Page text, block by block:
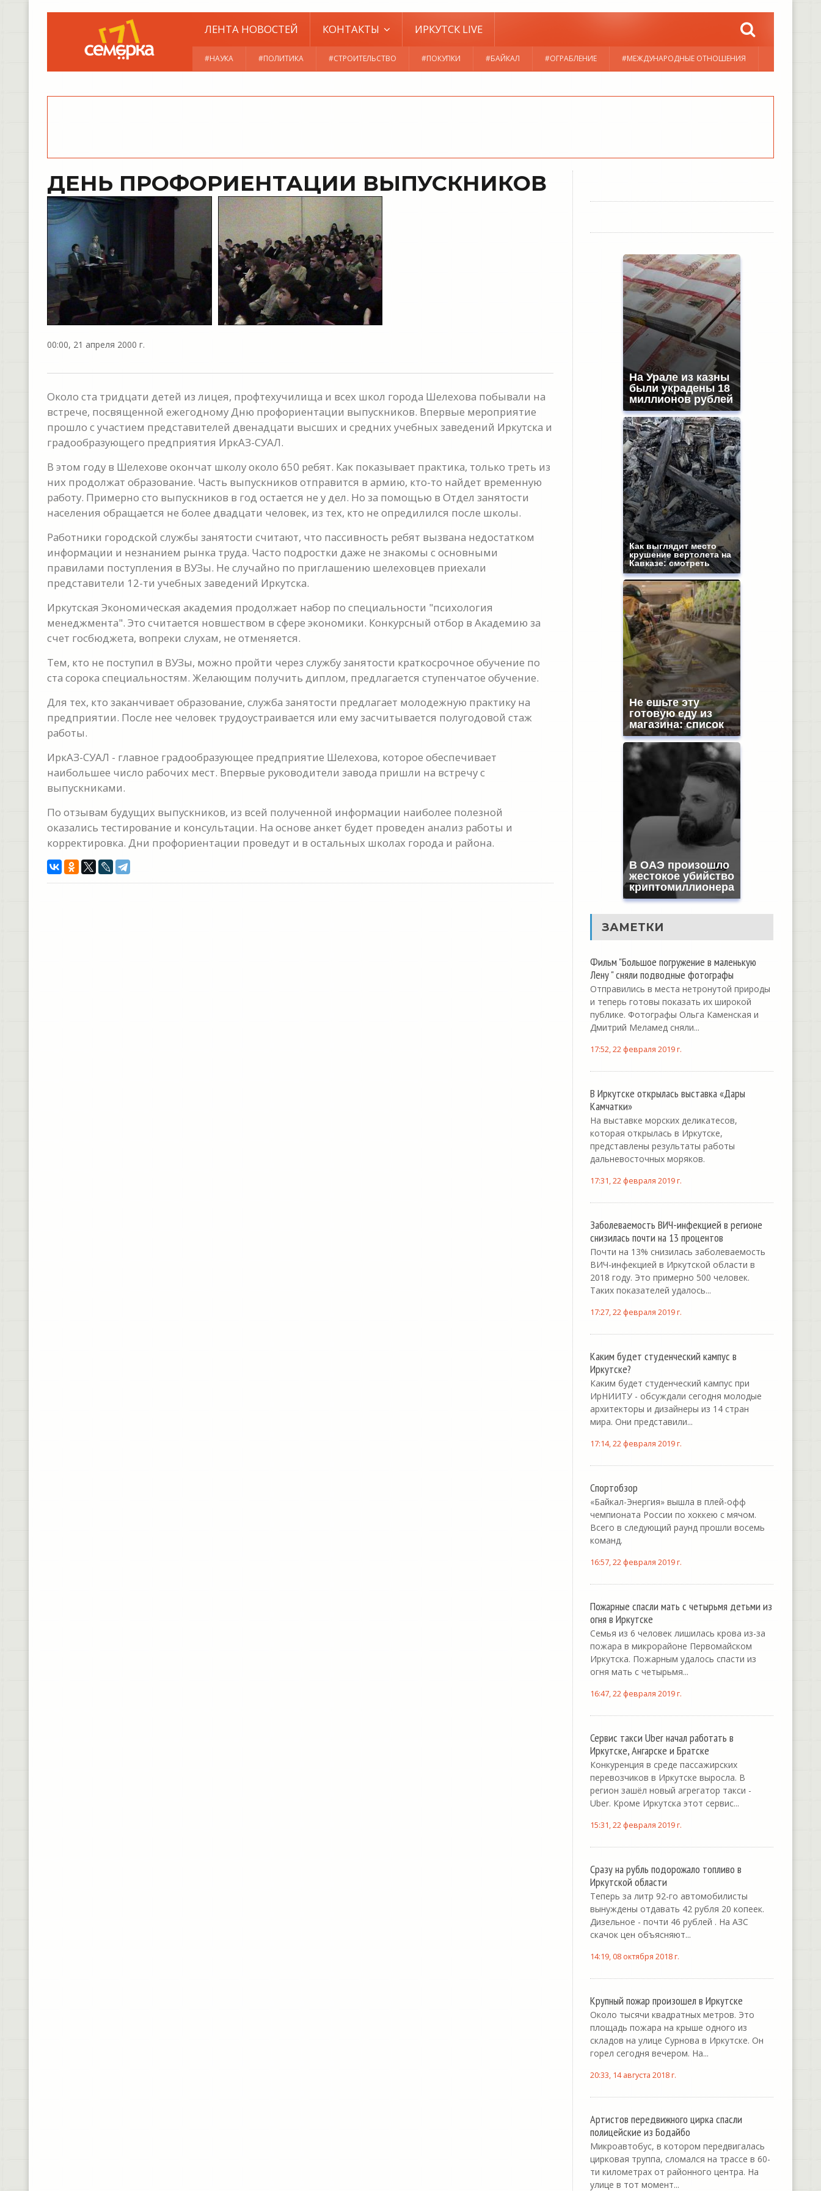
ЛЕНТА НОВОСТЕЙ КОНТАКТЫ ИРКУТСК LIVE
#НАУКА #ПОЛИТИКА #СТРОИТЕЛЬСТВО #ПОКУПКИ #БАЙКАЛ #ОГРАБЛЕНИЕ #МЕЖДУНАРОДНЫЕ ОТНОШЕНИЯ
ДЕНЬ ПРОФОРИЕНТАЦИИ ВЫПУСКНИКОВ
00:00, 21 апреля 2000 г.
Около ста тридцати детей из лицея, профтехучилища и всех школ города Шелехова побывали на
встрече, посвященной ежегодному Дню профориентации выпускников. Впервые мероприятие
прошло с участием представителей двенадцати высших и средних учебных заведений Иркутска и
градообразующего предприятия ИркАЗ-СУАЛ.
В этом году в Шелехове окончат школу около 650 ребят. Как показывает практика, только треть из
них продолжат образование. Часть выпускников отправится в армию, кто-то найдет временную
работу. Примерно сто выпускников в год остается не у дел. Но за помощью в Отдел занятости
населения обращается не более двадцати человек, из тех, кто не опредилился после школы.
Работники городской службы занятости считают, что пассивность ребят вызвана недостатком
информации и незнанием рынка труда. Часто подростки даже не знакомы с основными
правилами поступления в ВУЗы. Не случайно по приглашению шелеховцев приехали
представители 12-ти учебных заведений Иркутска.
Иркутская Экономическая академия продолжает набор по специальности "психология
менеджмента". Это считается новшеством в сфере экономики. Конкурсный отбор в Академию за
счет госбюджета, вопреки слухам, не отменяется.
Тем, кто не поступил в ВУЗы, можно пройти через службу занятости краткосрочное обучение по
ста сорока специальностям. Желающим получить диплом, предлагается ступенчатое обучение.
Для тех, кто заканчивает образование, служба занятости предлагает молодежную практику на
предприятии. После нее человек трудоустраивается или ему засчитывается полугодовой стаж
работы.
ИркАЗ-СУАЛ - главное градообразующее предприятие Шелехова, которое обеспечивает
наибольшее число рабочих мест. Впервые руководители завода пришли на встречу с
выпускниками.
По отзывам будущих выпускников, из всей полученной информации наиболее полезной
оказались тестирование и консультации. На основе анкет будет проведен анализ работы и
корректировка. Дни профориентации проведут и в остальных школах города и района.
На Урале из казны
были украдены 18
миллионов рублей
Как выглядит место
крушение вертолета на
Кавказе: смотреть
Не ешьте эту
готовую еду из
магазина: список
В ОАЭ произошло
жестокое убийство
криптомиллионера
ЗАМЕТКИ
Фильм "Большое погружение в маленькую
Лену " сняли подводные фотографы
Отправились в места нетронутой природы
и теперь готовы показать их широкой
публике. Фотографы Ольга Каменская и
Дмитрий Меламед сняли...
17:52, 22 февраля 2019 г.
В Иркутске открылась выставка «Дары
Камчатки»
На выставке морских деликатесов,
которая открылась в Иркутске,
представлены результаты работы
дальневосточных моряков.
17:31, 22 февраля 2019 г.
Заболеваемость ВИЧ-инфекцией в регионе
снизилась почти на 13 процентов
Почти на 13% снизилась заболеваемость
ВИЧ-инфекцией в Иркутской области в
2018 году. Это примерно 500 человек.
Таких показателей удалось...
17:27, 22 февраля 2019 г.
Каким будет студенческий кампус в
Иркутске?
Каким будет студенческий кампус при
ИрНИИТУ - обсуждали сегодня молодые
архитекторы и дизайнеры из 14 стран
мира. Они представили...
17:14, 22 февраля 2019 г.
Спортобзор
«Байкал-Энергия» вышла в плей-офф
чемпионата России по хоккею с мячом.
Всего в следующий раунд прошли восемь
команд.
16:57, 22 февраля 2019 г.
Пожарные спасли мать с четырьмя детьми из
огня в Иркутске
Семья из 6 человек лишилась крова из-за
пожара в микрорайоне Первомайском
Иркутска. Пожарным удалось спасти из
огня мать с четырьмя...
16:47, 22 февраля 2019 г.
Сервис такси Uber начал работать в
Иркутске, Ангарске и Братске
Конкуренция в среде пассажирских
перевозчиков в Иркутске выросла. В
регион зашёл новый агрегатор такси -
Uber. Кроме Иркутска этот сервис...
15:31, 22 февраля 2019 г.
Сразу на рубль подорожало топливо в
Иркутской области
Теперь за литр 92-го автомобилисты
вынуждены отдавать 42 рубля 20 копеек.
Дизельное - почти 46 рублей . На АЗС
скачок цен объясняют...
14:19, 08 октября 2018 г.
Крупный пожар произошел в Иркутске
Около тысячи квадратных метров. Это
площадь пожара на крыше одного из
складов на улице Сурнова в Иркутске. Он
горел сегодня вечером. На...
20:33, 14 августа 2018 г.
Артистов передвижного цирка спасли
полицейские из Бодайбо
Микроавтобус, в котором передвигалась
цирковая труппа, сломался на трассе в 60-
ти километрах от районного центра. На
улице в тот момент...